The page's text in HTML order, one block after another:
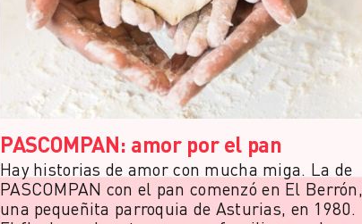
PASCOMPAN: amor por el pan
Hay historias de amor con mucha miga. La de
PASCOMPAN con el pan comenzó en El Berrón,
una pequeñita parroquia de Asturias, en 1980.